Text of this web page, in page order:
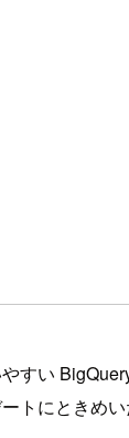
い
にときめい